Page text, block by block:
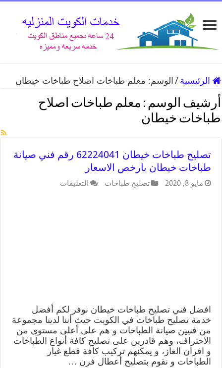
الرئيسية / الوسم: معلم طباخات اصلاح طباخات خيطان
أرشيف الوسم : معلم طباخات اصلاح
طباخات خيطان
تصليح طباخات خيطان 62224041 رقم فني صيانة
طباخات خيطان بارخص الاسعار
مايو 8, 2020 تصليح طباخات التعليقات
افضل فني تصليح طباخات خيطان نوفر لكم أفضل
خدمة تصليح طباخات في الكويت حيث أننا لدينا مجموعة
من فنيين صيانة الطباخات و هم على أعلى مستوى من
الاحتراف، وهم قادرين على تصليح كافة أنواع الطباخات
و افران الغاز، و يمكنهم تركيب كافة قطع غيار
الطباخات و نقوم بتصليح أعطال فرن …